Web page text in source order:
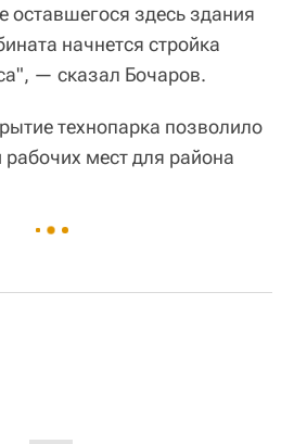
оставшегося здесь здания
начнется стройка
— сказал Бочаров.
технопарка позволило
мест для района